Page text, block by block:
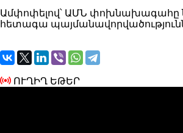
Ամփոփելով՝ ԱՄՆ փոխնախագահը
հետագա
ՈՒՂԻՂ ԵԹԵՐ